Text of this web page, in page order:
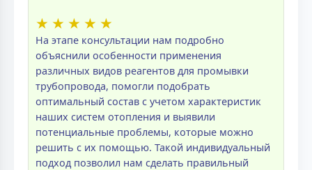
★ ★ ★ ★ ★
На этапе консультации нам подробно
объяснили особенности применения
различных видов реагентов для промывки
трубопровода, помогли подобрать
оптимальный состав с учетом характеристик
наших систем отопления и выявили
потенциальные проблемы, которые можно
решить с их помощью. Такой индивидуальный
подход позволил нам сделать правильный